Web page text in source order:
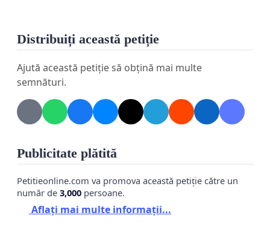
Distribuiți această petiție
Ajută această petiție să obțină mai multe
semnături.
Publicitate plătită
Petitieonline.com va promova această petiție către un
număr de 3,000 persoane.
Aflați mai multe informații...